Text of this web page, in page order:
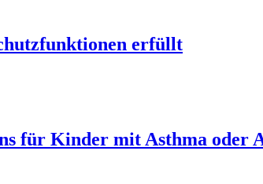
erfüllt
für Kinder mit Asthma oder